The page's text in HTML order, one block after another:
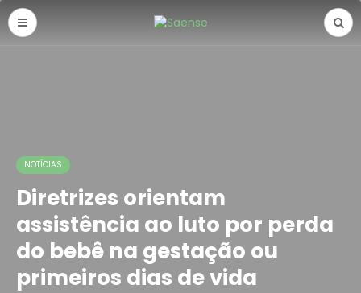
NOTÍCIAS
Diretrizes orientam
assistência ao luto por perda
do bebê na gestação ou
primeiros dias de vida